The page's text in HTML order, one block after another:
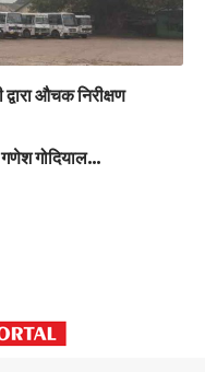
औचक निरीक्षण
गोदियाल…